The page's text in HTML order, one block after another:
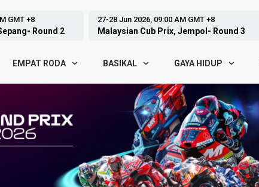
GMT +8
Round 3
05-07 Jun 2026, 15:00 PM GMT +8
GP Hungary, Balaton- Round 8
EMPAT RODA BASIKAL GAYA HIDUP